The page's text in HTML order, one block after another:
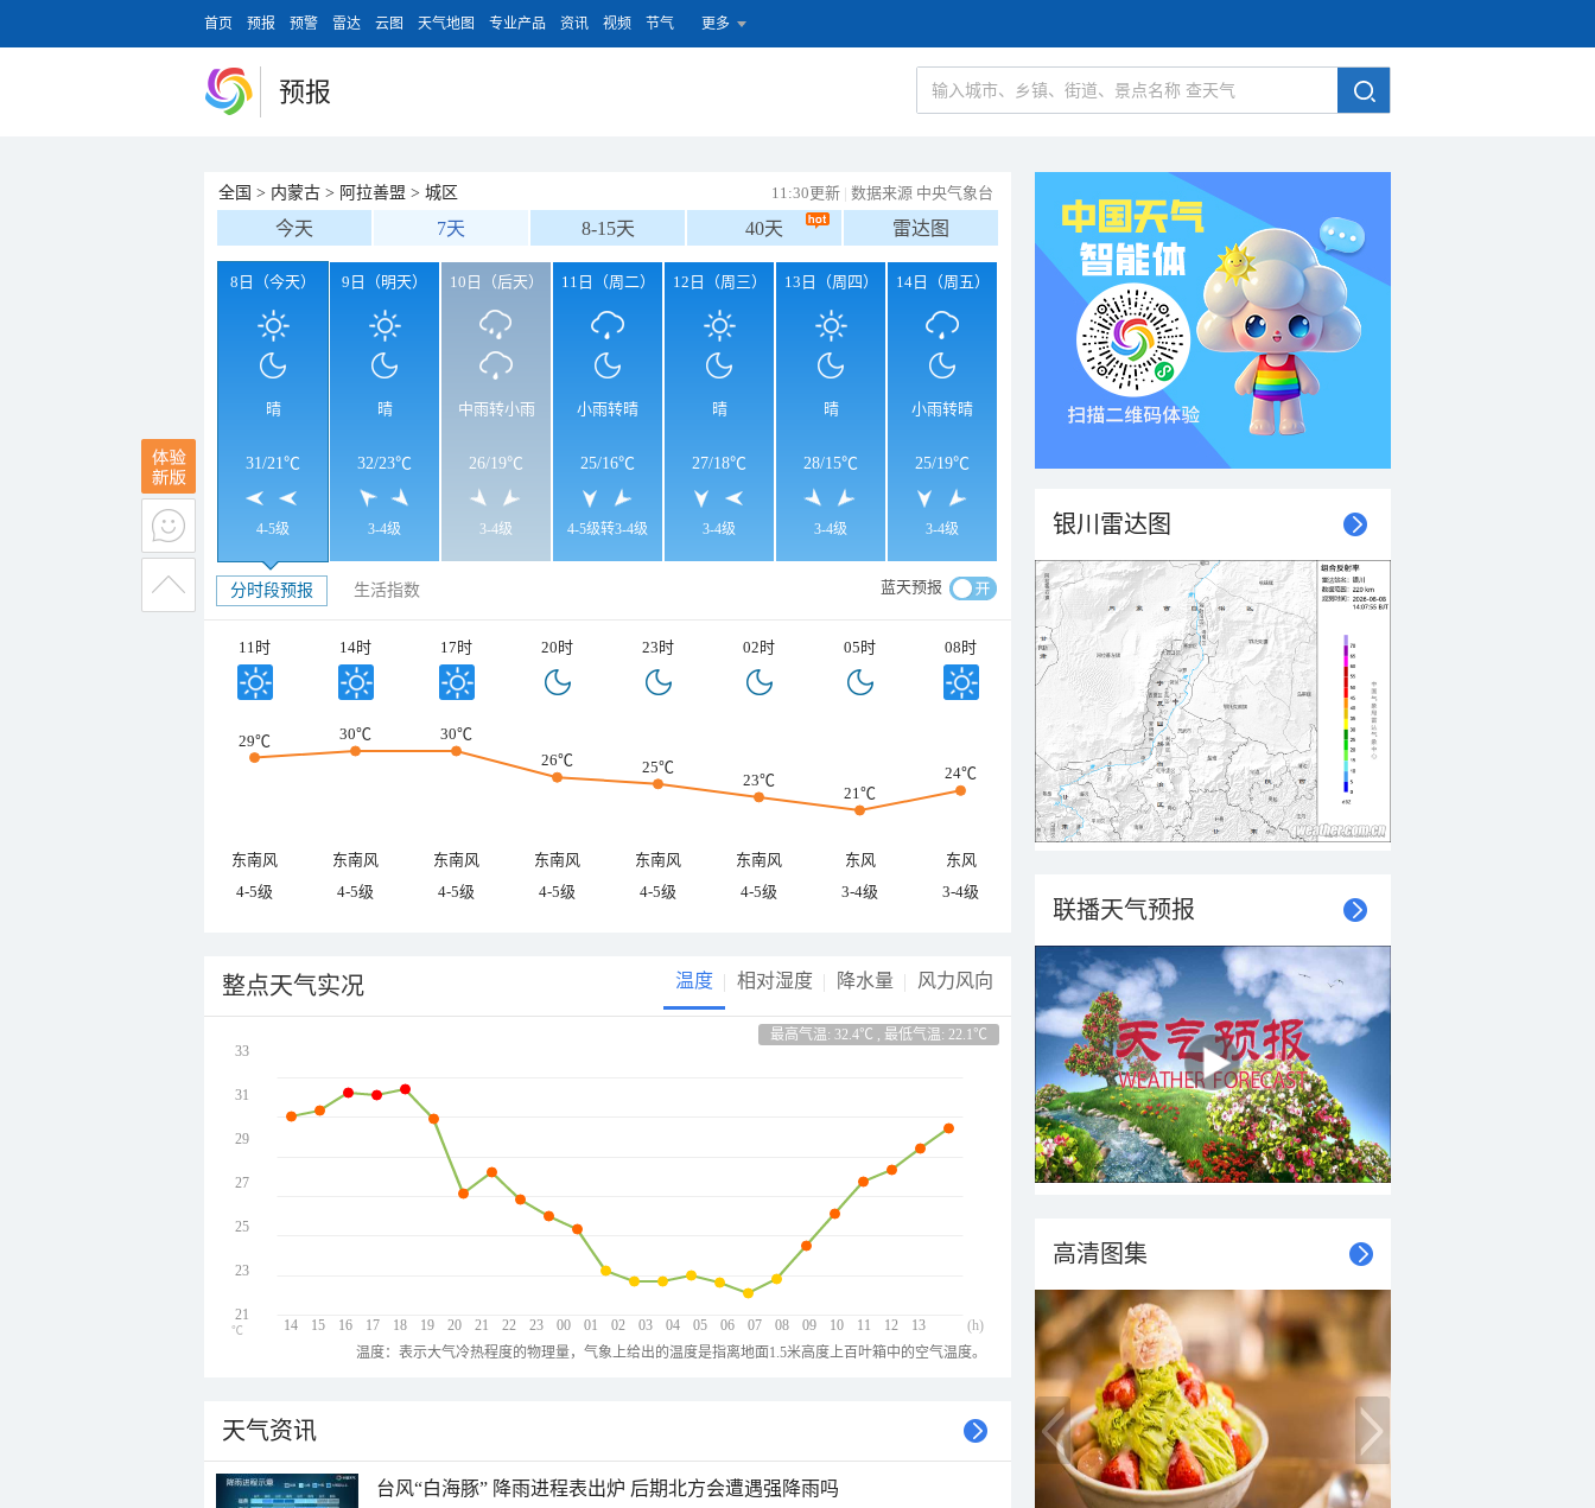
首页 预报 预警 雷达 云图 天气地图 专业产品 资讯 视频 节气 更多
预报
全国 > 内蒙古 > 阿拉善盟 > 城区 11:30更新 | 数据来源 中央气象台
今天 7天 8-15天 40天 雷达图
8日（今天）
晴
31/21℃
4-5级
9日（明天）
晴
32/23℃
3-4级
10日（后天）
中雨转小雨
26/19℃
3-4级
11日（周二）
小雨转晴
25/16℃
4-5级转3-4级
12日（周三）
晴
27/18℃
3-4级
13日（周四）
晴
28/15℃
3-4级
14日（周五）
小雨转晴
25/19℃
3-4级
分时段预报 生活指数 蓝天预报
11时 14时 17时 20时 23时 02时 05时 08时
29℃ 30℃
30℃
26℃
25℃
23℃
21℃
24℃
东南风 东南风 东南风 东南风 东南风 东南风 东风
东风
4-5级
4-5级 4-5级 4-5级 4-5级 4-5级 3-4级 3-4级
整点天气实况 温度 相对湿度 降水量 风力风向
最高气温: 32.4℃ , 最低气温: 22.1℃
14 15 16 17 18 19 20 21 22 23 00 01 02 03 04 05 06 07 08 09 10 11 12 13
33
31
29
27
25
23
21
(h)
℃
温度：表示大气冷热程度的物理量，气象上给出的温度是指离地面1.5米高度上百叶箱中的空气温度。
天气资讯
台风“白海豚” 降雨进程表出炉 后期北方会遭遇强降雨吗
银川雷达图
联播天气预报
高清图集